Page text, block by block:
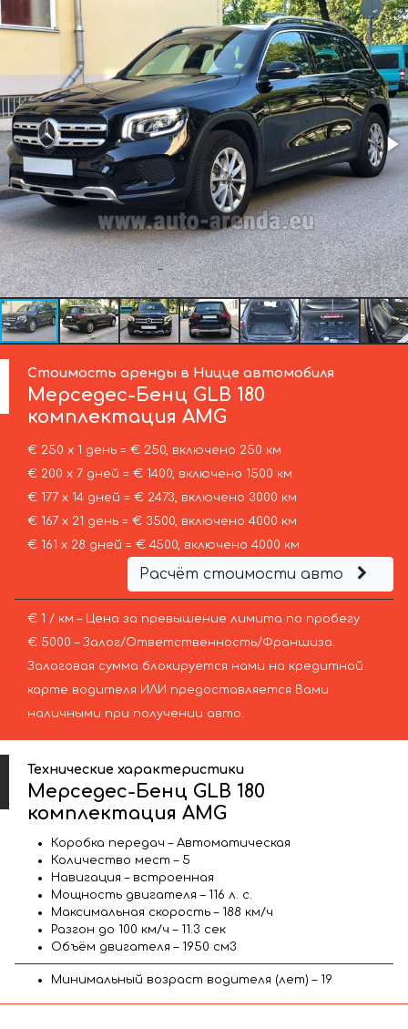
Стоимость аренды в Ницце автомобиля
Мерседес-Бенц GLB 180
комплектация AMG
€ 250 х 1 день = € 250, включено 250 км
€ 200 х 7 дней = € 1400, включено 1500 км
€ 177 х 14 дней = € 2473, включено 3000 км
€ 167 х 21 день = € 3500, включено 4000 км
€ 161 х 28 дней = € 4500, включено 4000 км
Расчёт стоимости авто
€ 1 / км – Цена за превышение лимита по пробегу
€ 5000 – Залог/Ответственность/Франшиза.
Залоговая сумма блокируется нами на кредитной
карте водителя ИЛИ предоставляется Вами
наличными при получении авто.
Технические характеристики
Мерседес-Бенц GLB 180
комплектация AMG
Коробка передач – Автоматическая
Количество мест – 5
Навигация – встроенная
Мощность двигателя – 116 л. с.
Максимальная скорость – 188 км/ч
Разгон до 100 км/ч – 11.3 сек
Объём двигателя – 1950 см3
Минимальный возраст водителя (лет) – 19